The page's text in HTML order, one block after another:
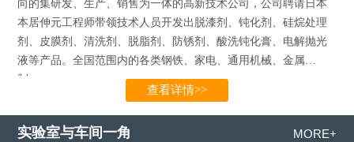
向的集研发、生产、销售为一体的高新技术公司，公司聘请日本
本居伸元工程师带领技术人员开发出脱漆剂、钝化剂、硅烷处理
剂、皮膜剂、清洗剂、脱脂剂、防锈剂、酸洗钝化膏、电解抛光
液等产品。全国范围内的各类钢铁、家电、通用机械、金属
制…...
查看详情>>
实验室与车间一角 MORE+